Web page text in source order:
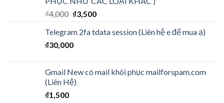
₫4,000 ₫3,500
Telegram 2fa tdata session (Liên hệ e để mua ạ)
₫30,000
Gmail New có mail khôi phục mailforspam.com
(Liên Hệ)
₫1,500